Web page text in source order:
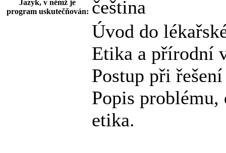
Jazyk, v němž je
program uskutečňován: čeština
Úvod do
Etika a přírodní
Postup při
Popis
etika.